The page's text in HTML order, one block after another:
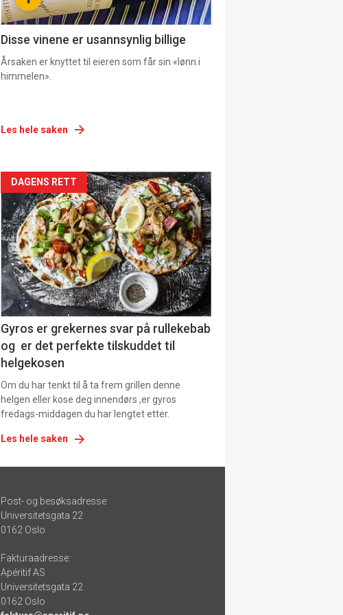
3
Disse vinene er usannsynlig billige
Årsaken er knyttet til eieren som får sin «lønn i
himmelen».
Les hele saken
Forsiden
akkurat
nå
-
6
DAGENS RETT
Gyros er grekernes svar på rullekebab
og er det perfekte tilskuddet til
helgekosen
Om du har tenkt til å ta frem grillen denne
helgen eller kose deg innendørs ,er gyros
fredags-middagen du har lengtet etter.
Les hele saken
Post- og besøksadresse:
Universitetsgata 22
0162 Oslo
Fakturaadresse:
Apéritif AS
Universitetsgata 22
0162 Oslo